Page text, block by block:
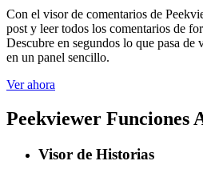
Con el visor de comentarios de
post y leer todos los comentarios de
Descubre en segundos lo que pasa
en un panel sencillo.
Ver ahora
Peekviewer Funciones
Visor de Historias